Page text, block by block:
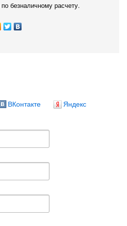
безналичному расчету.
ВКонтакте Яндекс